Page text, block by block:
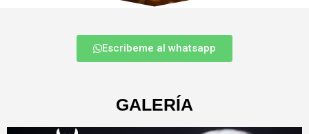
Escribeme al whatsapp
GALERÍA